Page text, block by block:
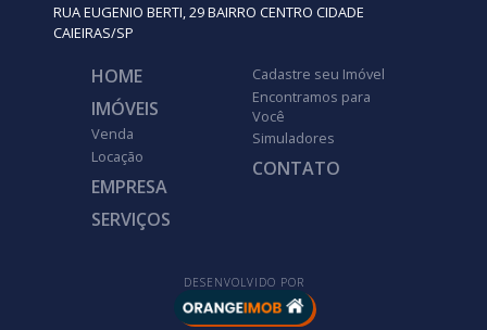
RUA EUGENIO BERTI, 29 BAIRRO CENTRO CIDADE
CAIEIRAS/SP
HOME
IMÓVEIS
Venda
Locação
EMPRESA
SERVIÇOS
Cadastre seu Imóvel
Encontramos para
Você
Simuladores
CONTATO
DESENVOLVIDO POR